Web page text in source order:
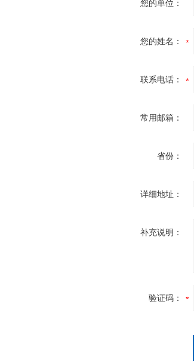
您的单位：
您的姓名：
联系电话：
常用邮箱：
省份：
详细地址：
补充说明：
验证码：